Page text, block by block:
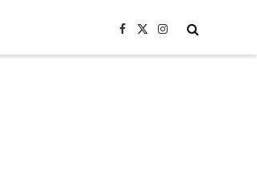
Facebook
X
(Twitter)
Instagram